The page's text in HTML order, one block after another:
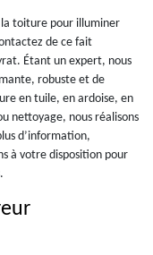
la toiture pour illuminer
de ce fait
Étant un expert, nous
robuste et de
en tuile, en ardoise, en
nettoyage, nous réalisons
d’information,
à votre disposition pour